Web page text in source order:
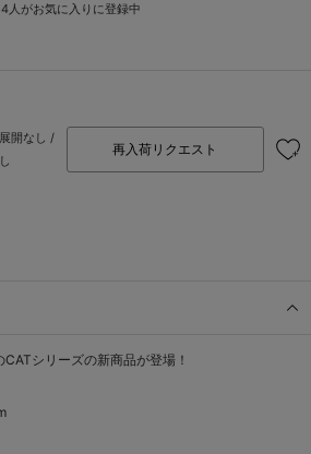
人がお気に入りに登録中
開なし /
再入荷リクエスト
シリーズの新商品が登場！